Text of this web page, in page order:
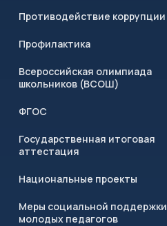
Противодействие коррупции
Профилактика
Всероссийская олимпиада
школьников (ВСОШ)
ФГОС
Государственная итоговая
аттестация
Национальные проекты
Меры социальной поддержки
молодых педагогов